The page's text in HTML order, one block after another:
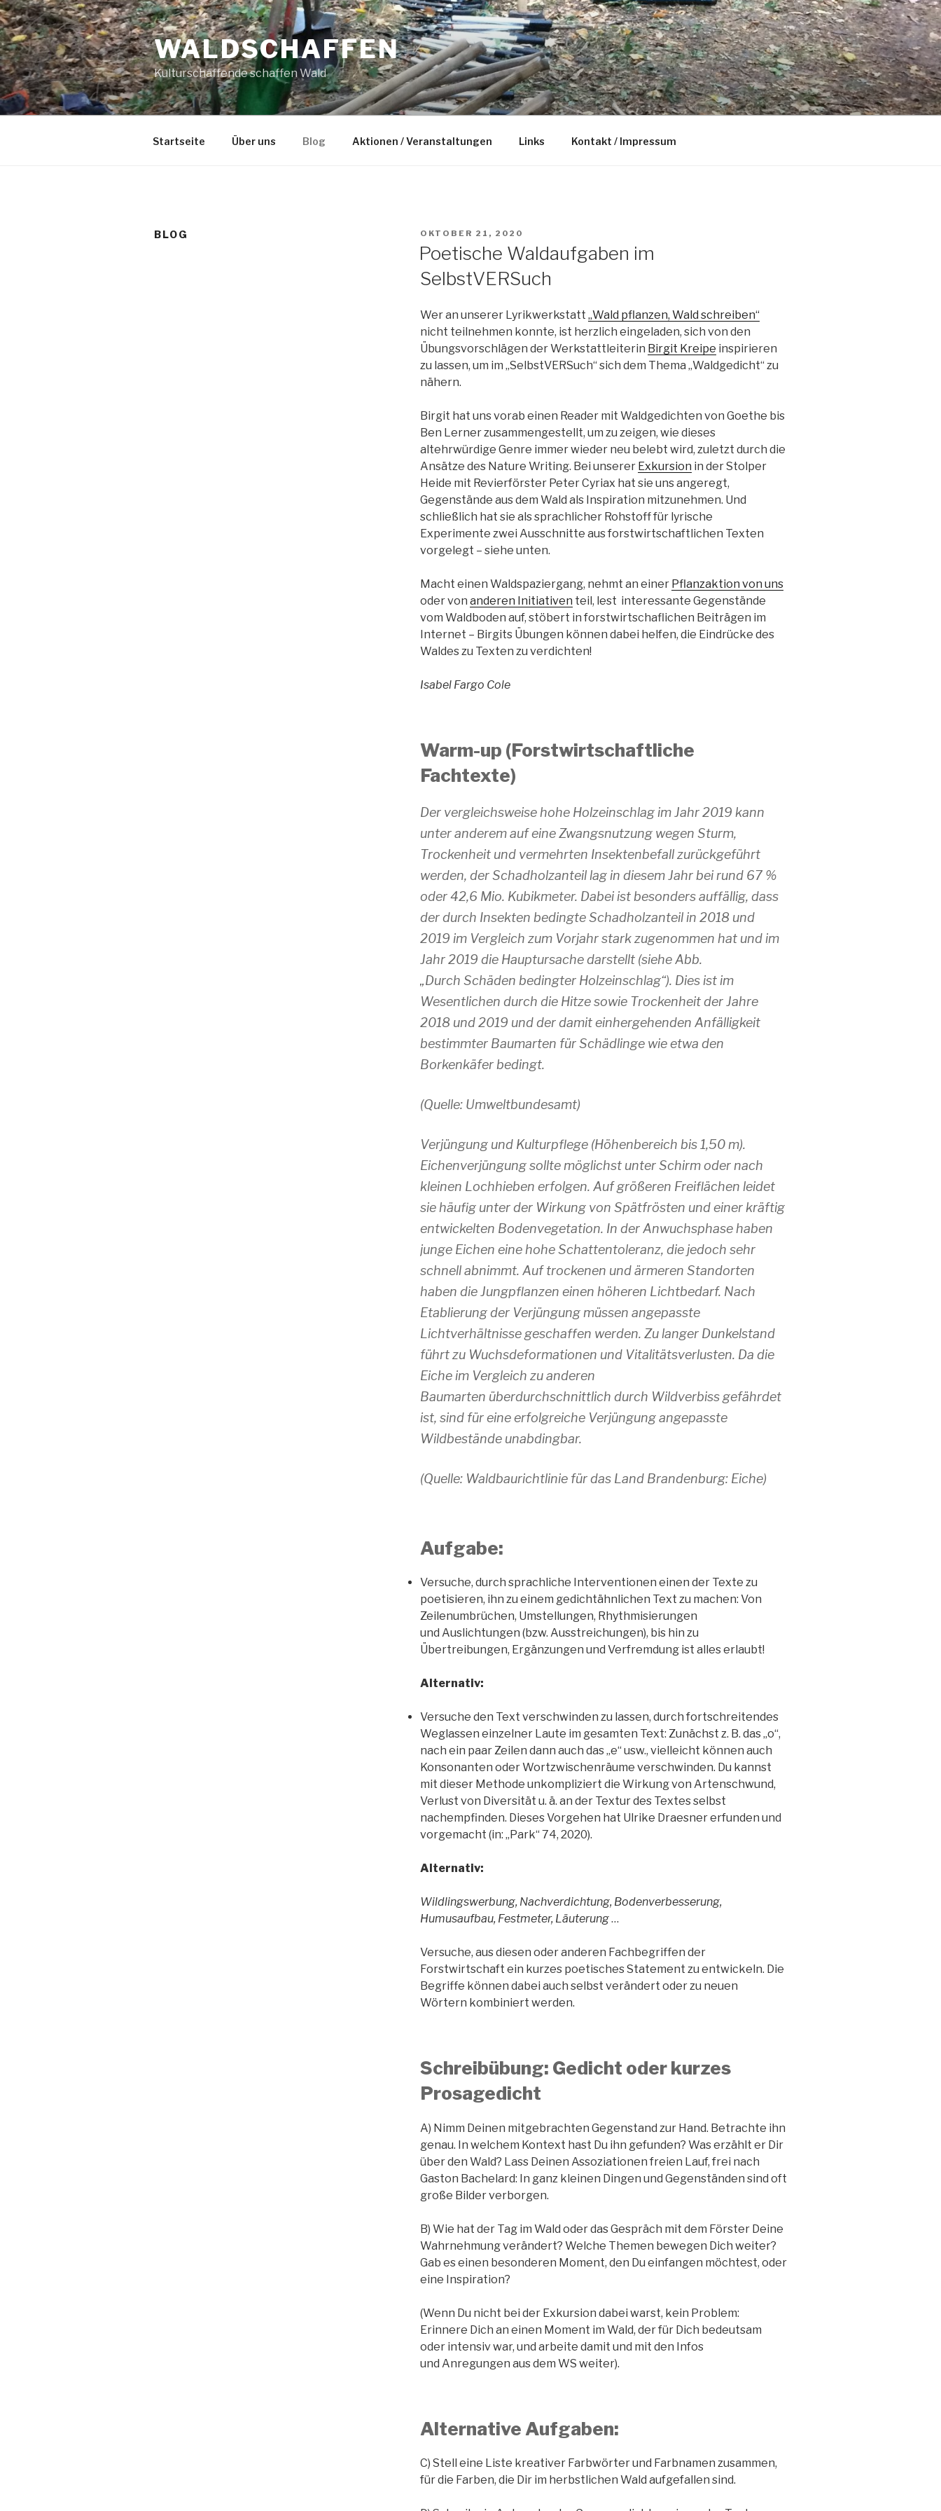
Zum
Inhalt
springen
WALDSCHAFFEN
Kulturschaffende schaffen Wald
Startseite Über uns Blog Aktionen / Veranstaltungen Links Kontakt / Impressum
BLOG
VERÖFFENTLICHT
OKTOBER 21, 2020
Poetische Waldaufgaben im
SelbstVERSuch
Wer an unserer Lyrikwerkstatt „Wald pflanzen, Wald schreiben“
nicht teilnehmen konnte, ist herzlich eingeladen, sich von den
Übungsvorschlägen der Werkstattleiterin Birgit Kreipe inspirieren
zu lassen, um im „SelbstVERSuch“ sich dem Thema „Waldgedicht“ zu
nähern.
Birgit hat uns vorab einen Reader mit Waldgedichten von Goethe bis
Ben Lerner zusammengestellt, um zu zeigen, wie dieses
altehrwürdige Genre immer wieder neu belebt wird, zuletzt durch die
Ansätze des Nature Writing. Bei unserer Exkursion in der Stolper
Heide mit Revierförster Peter Cyriax hat sie uns angeregt,
Gegenstände aus dem Wald als Inspiration mitzunehmen. Und
schließlich hat sie als sprachlicher Rohstoff fürlyrische
Experimente zwei Ausschnitte aus forstwirtschaftlichen Texten
vorgelegt – siehe unten.
Macht einen Waldspaziergang, nehmt an einer Pflanzaktion von uns
oder von anderen Initiativen teil, lest interessante Gegenstände
vom Waldboden auf, stöbert in forstwirtschaflichen Beiträgen im
Internet – Birgits Übungen können dabei helfen, die Eindrücke des
Waldes zu Texten zu verdichten!
Isabel Fargo Cole
Warm-up (Forstwirtschaftliche
Fachtexte)
Der vergleichsweise hohe Holzeinschlag im Jahr 2019 kann
unter anderem auf eine Zwangsnutzung wegen Sturm,
Trockenheit und vermehrten Insektenbefall zurückgeführt
werden, der Schadholzanteil lag in diesem Jahr bei rund 67 %
oder 42,6 Mio. Kubikmeter. Dabei ist besonders auffällig, dass
der durch Insekten bedingte Schadholzanteil in 2018 und
2019 im Vergleich zum Vorjahr stark zugenommen hat und im
Jahr 2019 die Hauptursache darstellt (siehe Abb.
„Durch Schäden bedingter Holzeinschlag“). Dies ist im
Wesentlichen durch die Hitze sowie Trockenheit der Jahre
2018 und 2019 und der damit einhergehenden Anfälligkeit
bestimmter Baumarten für Schädlinge wie etwa den
Borkenkäfer bedingt.
(Quelle: Umweltbundesamt)
Verjüngung und Kulturpflege (Höhenbereich bis 1,50 m).
Eichenverjüngung sollte möglichst unter Schirm oder nach
kleinen Lochhieben erfolgen. Auf größeren Freiflächen leidet
sie häufig unter der Wirkung von Spätfrösten und einer kräftig
entwickelten Bodenvegetation. In der Anwuchsphase haben
junge Eichen eine hohe Schattentoleranz, die jedoch sehr
schnell abnimmt. Auf trockenen und ärmeren Standorten
haben die Jungpflanzen einen höheren Lichtbedarf. Nach
Etablierung der Verjüngung müssen angepasste
Lichtverhältnisse geschaffen werden. Zu langer Dunkelstand
führt zu Wuchsdeformationen und Vitalitätsverlusten. Da die
Eiche im Vergleich zu anderen
Baumarten überdurchschnittlich durch Wildverbiss gefährdet
ist, sind für eine erfolgreiche Verjüngung angepasste
Wildbestände unabdingbar.
(Quelle: Waldbaurichtlinie für das Land Brandenburg: Eiche)
Aufgabe:
Versuche, durch sprachliche Interventionen einen der Texte zu
poetisieren, ihn zu einem gedichtähnlichen Text zu machen: Von
Zeilenumbrüchen, Umstellungen, Rhythmisierungen
und Auslichtungen (bzw. Ausstreichungen), bis hin zu
Übertreibungen, Ergänzungen und Verfremdung ist alles erlaubt!
Alternativ:
Versuche den Text verschwinden zu lassen, durch fortschreitendes
Weglassen einzelner Laute im gesamten Text: Zunächst z. B. das „o“,
nach ein paar Zeilen dann auch das „e“ usw., vielleicht können auch
Konsonanten oder Wortzwischenräume verschwinden. Du kannst
mit dieser Methode unkompliziert die Wirkung von Artenschwund,
Verlust von Diversität u. ä. an der Textur des Textesselbst
nachempfinden. Dieses Vorgehen hat Ulrike Draesner erfunden und
vorgemacht (in: „Park“ 74, 2020).
Alternativ:
Wildlingswerbung, Nachverdichtung, Bodenverbesserung,
Humusaufbau, Festmeter, Läuterung…
Versuche, aus diesen oder anderen Fachbegriffen der
Forstwirtschaft ein kurzes poetisches Statement zu entwickeln. Die
Begriffe können dabei auch selbst verändert oder zu neuen
Wörtern kombiniert werden.
Schreibübung: Gedicht oder kurzes
Prosagedicht
A) Nimm Deinen mitgebrachten Gegenstand zur Hand. Betrachte ihn
genau. In welchem Kontext hast Du ihn gefunden? Was erzählt er Dir
über den Wald? Lass Deinen Assoziationen freien Lauf, frei nach
Gaston Bachelard: In ganz kleinen Dingen und Gegenständen sind oft
große Bilder verborgen.
B) Wie hat der Tag im Wald oder das Gespräch mit dem Förster Deine
Wahrnehmung verändert? Welche Themen bewegen Dich weiter?
Gab es einen besonderen Moment, den Du einfangen möchtest, oder
eine Inspiration?
(Wenn Du nicht bei der Exkursion dabei warst, kein Problem:
Erinnere Dich an einen Moment im Wald, der für Dich bedeutsam
oder intensiv war, und arbeite damit und mit den Infos
und Anregungen aus dem WS weiter).
Alternative Aufgaben:
C) Stell eine Liste kreativer Farbwörter und Farbnamen zusammen,
für die Farben, die Dir im herbstlichen Wald aufgefallen sind.